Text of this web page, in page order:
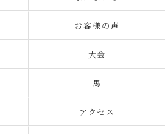
お客様の声
大会
馬
アクセス